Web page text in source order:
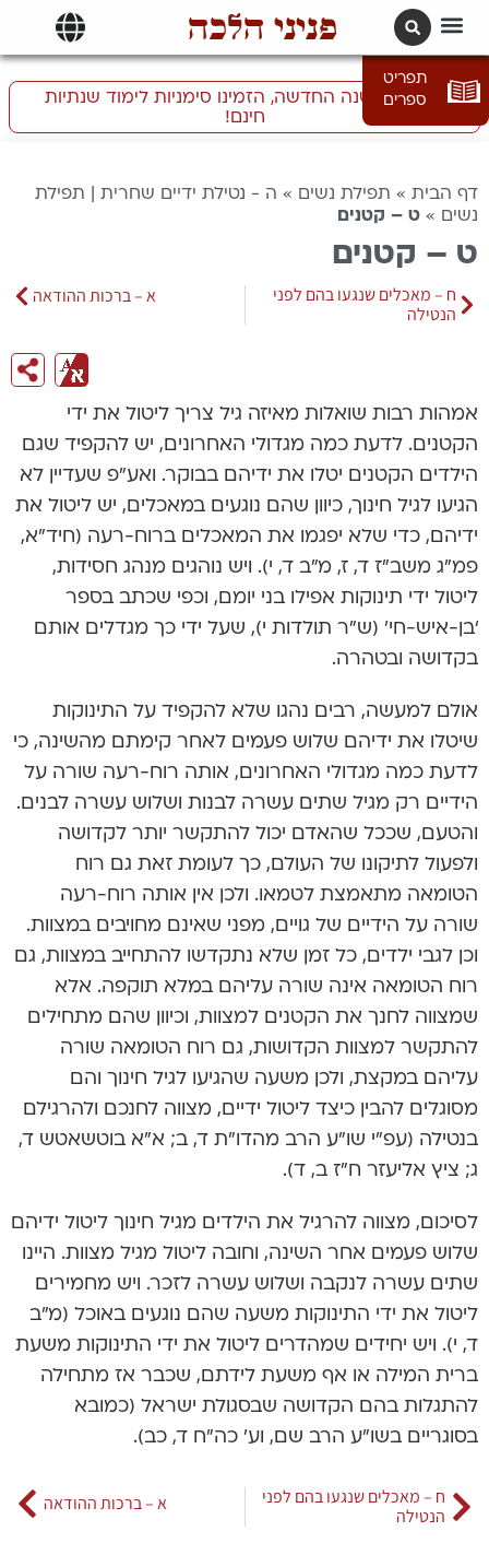
פניני הלכה
תפריט
ספרים
התכוננו לשנה החדשה, הזמינו סימניות לימוד שנתיות
חינם!
דף הבית » תפילת נשים » ה - נטילת ידיים שחרית | תפילת
נשים » ט – קטנים
ט – קטנים
ח – מאכלים שנגעו בהם לפני
הנטילה
א – ברכות ההודאה
אמהות רבות שואלות מאיזה גיל צריך ליטול את ידי
הקטנים. לדעת כמה מגדולי האחרונים, יש להקפיד שגם
הילדים הקטנים יטלו את ידיהם בבוקר. ואע”פ שעדיין לא
הגיעו לגיל חינוך, כיוון שהם נוגעים במאכלים, יש ליטול את
ידיהם, כדי שלא יפגמו את המאכלים ברוח-רעה (חיד”א,
פמ”ג משב”ז ד, ז, מ”ב ד, י). ויש נוהגים מנהג חסידות,
ליטול ידי תינוקות אפילו בני יומם, וכפי שכתב בספר
‘בן-איש-חי’ (ש”ר תולדות י), שעל ידי כך מגדלים אותם
בקדושה ובטהרה.
אולם למעשה, רבים נהגו שלא להקפיד על התינוקות
שיטלו את ידיהם שלוש פעמים לאחר קימתם מהשינה, כי
לדעת כמה מגדולי האחרונים, אותה רוח-רעה שורה על
הידיים רק מגיל שתים עשרה לבנות ושלוש עשרה לבנים.
והטעם, שככל שהאדם יכול להתקשר יותר לקדושה
ולפעול לתיקונו של העולם, כך לעומת זאת גם רוח
הטומאה מתאמצת לטמאו. ולכן אין אותה רוח-רעה
שורה על הידיים של גויים, מפני שאינם מחויבים במצוות.
וכן לגבי ילדים, כל זמן שלא נתקדשו להתחייב במצוות, גם
רוח הטומאה אינה שורה עליהם במלא תוקפה. אלא
שמצווה לחנך את הקטנים למצוות, וכיוון שהם מתחילים
להתקשר למצוות הקדושות, גם רוח הטומאה שורה
עליהם במקצת, ולכן משעה שהגיעו לגיל חינוך והם
מסוגלים להבין כיצד ליטול ידיים, מצווה לחנכם ולהרגילם
בנטילה (עפ”י שו”ע הרב מהדו”ת ד, ב; א”א בוטשאטש ד,
ג; ציץ אליעזר ח”ז ב, ד).
לסיכום, מצווה להרגיל את הילדים מגיל חינוך ליטול ידיהם
שלוש פעמים אחר השינה, וחובה ליטול מגיל מצוות. היינו
שתים עשרה לנקבה ושלוש עשרה לזכר. ויש מחמירים
ליטול את ידי התינוקות משעה שהם נוגעים באוכל (מ”ב
ד, י). ויש יחידים שמהדרים ליטול את ידי התינוקות משעת
ברית המילה או אף משעת לידתם, שכבר אז מתחילה
להתגלות בהם הקדושה שבסגולת ישראל (כמובא
בסוגריים בשו”ע הרב שם, וע’ כה”ח ד, כב).
ח – מאכלים שנגעו בהם לפני
הנטילה
א – ברכות ההודאה